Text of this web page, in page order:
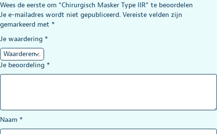
Wees de eerste om “Chirurgisch Masker Type IIR” te beoordelen
Je e-mailadres wordt niet gepubliceerd. Vereiste velden zijn
gemarkeerd met *
Je waardering *
Je beoordeling *
Naam *